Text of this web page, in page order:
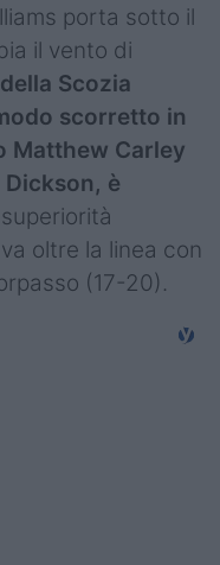
porta sotto il
il vento di
Scozia
scorretto in
Matthew Carley
Dickson, è
oltre la linea con
(17-20).